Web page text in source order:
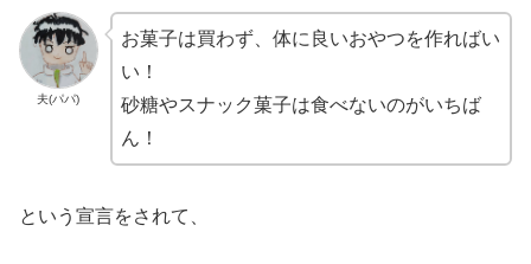
夫(パパ)
お菓子は買わず、体に良いおやつを作ればい
い！
砂糖やスナック菓子は食べないのがいちば
ん！
という宣言をされて、